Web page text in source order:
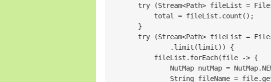
try (Stream<Path> fileList =
            total = fileList.count();
        }
try (Stream<Path> fileList =
                .limit(limit)) {
            fileList.forEach(file -> {
NutMap nutMap =
String fileName =